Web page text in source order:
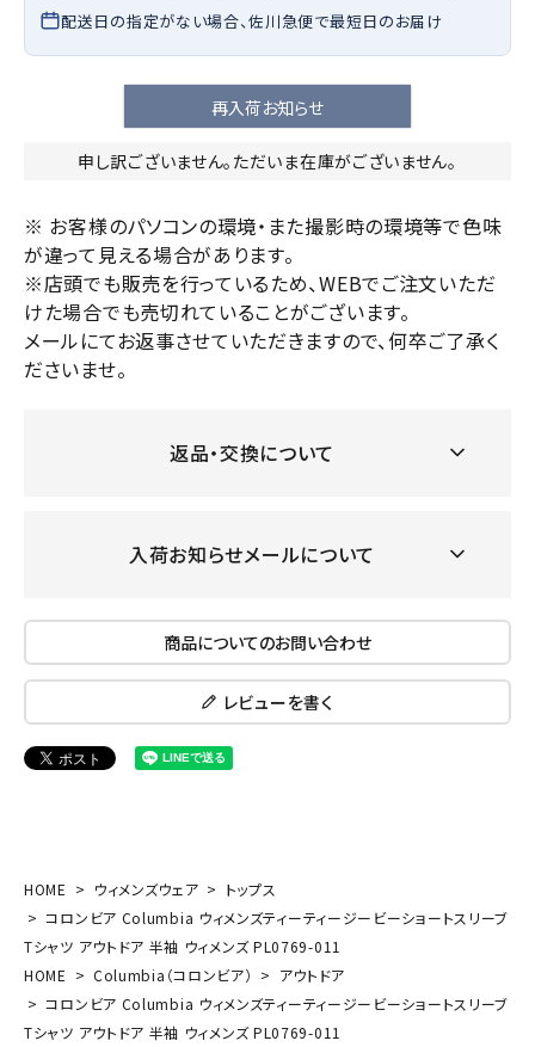
配送日の指定がない場合、佐川急便で最短日のお届け
再入荷お知らせ
申し訳ございません。ただいま在庫がございません。
※ お客様のパソコンの環境・また撮影時の環境等で色味
が違って見える場合があります。
※店頭でも販売を行っているため、WEBでご注文いただ
けた場合でも売切れていることがございます。
メールにてお返事させていただきますので、何卒ご了承く
ださいませ。
返品・交換について
入荷お知らせメールについて
商品についてのお問い合わせ
レビューを書く
HOME ウィメンズウェア
トップス
コロンビア Columbia ウィメンズティーティージービーショートスリーブ
Tシャツ アウトドア 半袖 ウィメンズ PL0769-011
HOME
Columbia（コロンビア）
アウトドア
コロンビア Columbia ウィメンズティーティージービーショートスリーブ
Tシャツ アウトドア 半袖 ウィメンズ PL0769-011